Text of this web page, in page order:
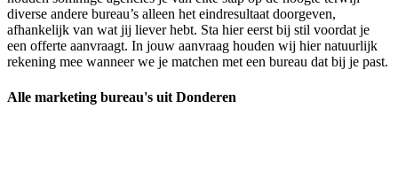
diverse andere bureau’s alleen het eindresultaat doorgeven,
afhankelijk van wat jij liever hebt. Sta hier eerst bij stil voordat je
een offerte aanvraagt. In jouw aanvraag houden wij hier natuurlijk
rekening mee wanneer we je matchen met een bureau dat bij je past.
Alle marketing bureau's uit Donderen